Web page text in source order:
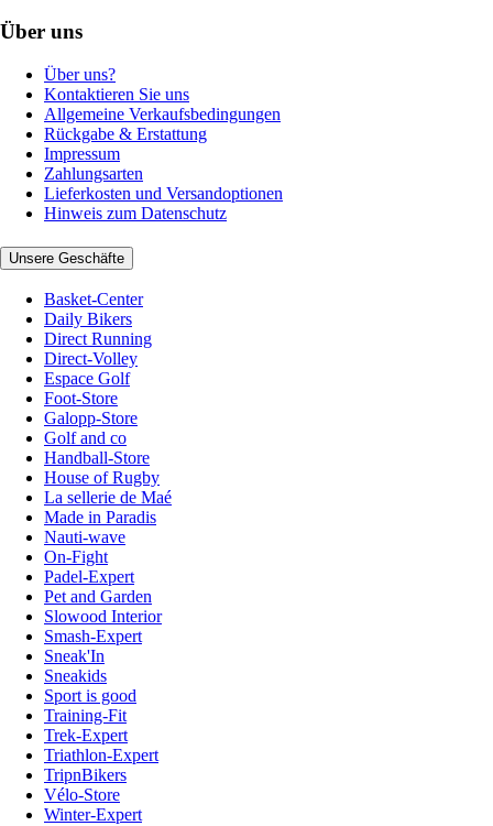
Über uns
Über uns?
Kontaktieren Sie uns
Allgemeine Verkaufsbedingungen
Rückgabe & Erstattung
Impressum
Zahlungsarten
Lieferkosten und Versandoptionen
Hinweis zum Datenschutz
Unsere Geschäfte
Basket-Center
Daily Bikers
Direct Running
Direct-Volley
Espace Golf
Foot-Store
Galopp-Store
Golf and co
Handball-Store
House of Rugby
La sellerie de Maé
Made in Paradis
Nauti-wave
On-Fight
Padel-Expert
Pet and Garden
Slowood Interior
Smash-Expert
Sneak'In
Sneakids
Sport is good
Training-Fit
Trek-Expert
Triathlon-Expert
TripnBikers
Vélo-Store
Winter-Expert